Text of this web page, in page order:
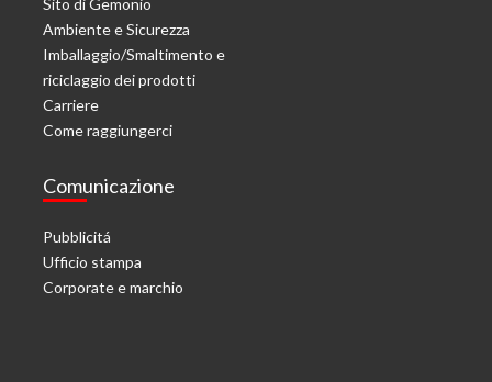
Sito di Gemonio
Ambiente e Sicurezza
Imballaggio/Smaltimento e
riciclaggio dei prodotti
Carriere
Come raggiungerci
Comunicazione
Pubblicitá
Ufficio stampa
Corporate e marchio